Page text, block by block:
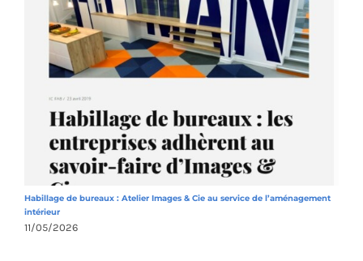
Habillage de bureaux : Atelier Images & Cie au service de l’aménagement
intérieur
11/05/2026